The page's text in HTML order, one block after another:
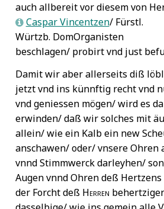
auch allbereit vor diesem von
L Caspar Vincentzen/ Fürstl.
Würtzb. DomOrganisten
beschlagen/ probirt vnd just
Damit wir aber allerseits diß
jetzt vnd ins künnftig recht vnd
vnd geniessen mögen/ wird es
erwinden/ daß wir solches mit
allein/ wie ein Kalb ein new
anschawen/ oder/ vnsere Ohren
vnnd Stimmwerck darleyhen/
Augen vnnd Ohren deß
der Forcht deß Herren